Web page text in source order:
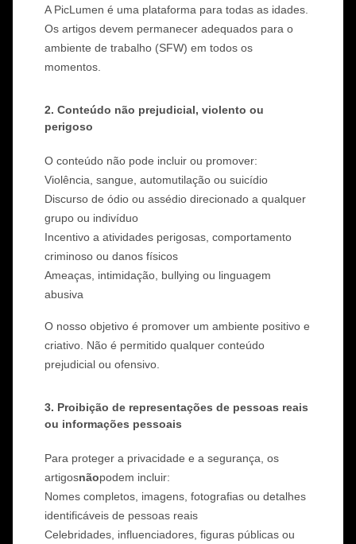
Gerador de Tatuagens com IA
Gerador de Avatar com IA
Gerador de Poses com IA
A PicLumen é uma plataforma para todas as idades.
Os artigos devem permanecer adequados para o
ambiente de trabalho (SFW) em todos os
momentos.
2. Conteúdo não prejudicial, violento ou
perigoso
O conteúdo não pode incluir ou promover:
Violência, sangue, automutilação ou suicídio
Discurso de ódio ou assédio direcionado a qualquer
grupo ou indivíduo
Incentivo a atividades perigosas, comportamento
criminoso ou danos físicos
Ameaças, intimidação, bullying ou linguagem
abusiva
O nosso objetivo é promover um ambiente positivo e
criativo. Não é permitido qualquer conteúdo
prejudicial ou ofensivo.
3. Proibição de representações de pessoas reais
ou informações pessoais
Para proteger a privacidade e a segurança, os
artigosnãopodem incluir:
Nomes completos, imagens, fotografias ou detalhes
identificáveis de pessoas reais
Celebridades, influenciadores, figuras públicas ou